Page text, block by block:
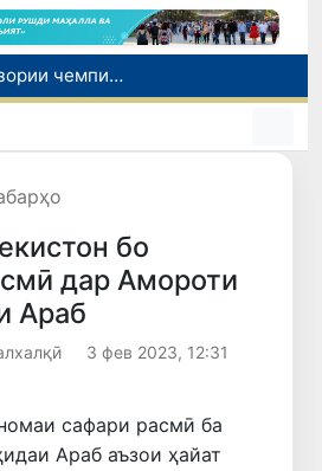
Шаҳрвандони Ӯзбекистон метавонанд дар доираи барномаи H-2A ба корҳои мавсимии кишоварзӣ дар ИМА сафарбар шаванд
Намояндагии Агентии муҳоҷират дар Москва моҳи июл ба зиёда аз 1,8 ҳазор шаҳрванди Ӯзбекистон кумак расонд
бо
дар Амороти
Араб
3 фев 2023, 12:31
сафари расмӣ ба
Араб аъзои ҳайат